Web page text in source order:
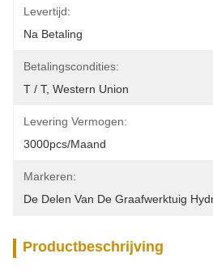
Levertijd:
Na Betaling
Betalingscondities:
T / T, Western Union
Levering Vermogen:
3000pcs/maand
Markeren:
De Delen Van De Graafwerktuig
Productbeschrijving